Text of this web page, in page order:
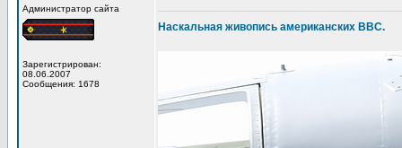
Администратор сайта
Зарегистрирован:
08.06.2007
Сообщения: 1678
Наскальная живопись американских ВВС.